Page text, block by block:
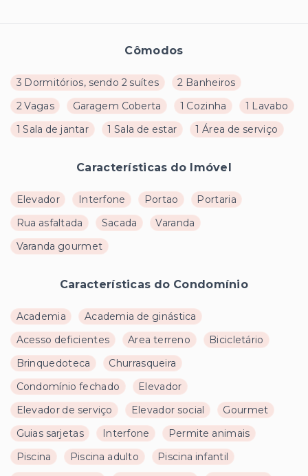
Cômodos
3 Dormitórios, sendo 2 suítes
2 Banheiros
2 Vagas
Garagem Coberta 1 Cozinha
1 Lavabo
1 Sala de jantar
1 Sala de estar 1 Área de serviço
Características do Imóvel
Elevador Interfone Portao
Portaria
Rua asfaltada
Sacada
Varanda
Varanda gourmet
Características do Condomínio
Academia
Academia de ginástica
Acesso deficientes
Area terreno
Bicicletário
Brinquedoteca
Churrasqueira
Condomínio fechado
Elevador
Elevador de serviço
Elevador social
Gourmet
Guias sarjetas
Interfone
Permite animais
Piscina
Piscina adulto
Piscina infantil